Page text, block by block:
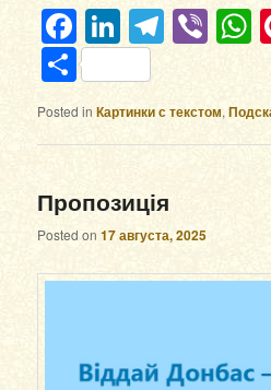
Facebook
LinkedIn
Отправить
Posted in Картинки с текстом,
Пропозиція
Posted on17 августа, 2025